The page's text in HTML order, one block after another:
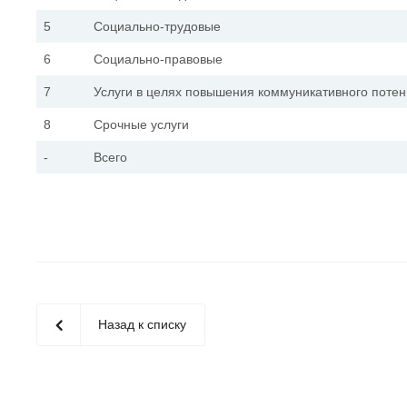
5 Социально-трудовые
6 Социально-правовые
7 Услуги в целях повышения коммуникативного
8 Срочные услуги
- Всего
Назад к списку